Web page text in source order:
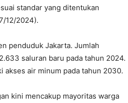
standar yang ditentukan
12/2024).
penduduk Jakarta. Jumlah
saluran baru pada tahun 2024.
akses air minum pada tahun 2030.
kini mencakup mayoritas warga